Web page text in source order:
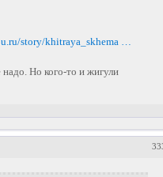
story/khitraya_skhema …
Но кого-то и жигули